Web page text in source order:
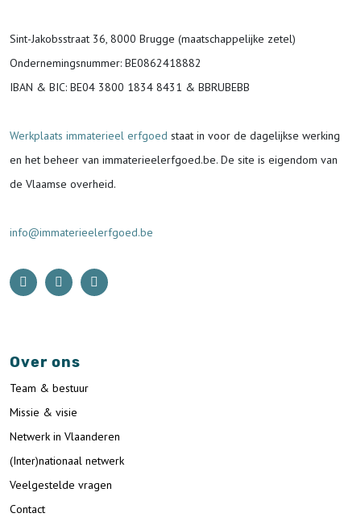
Sint-Jakobsstraat 36, 8000 Brugge (maatschappelijke zetel)
Ondernemingsnummer: BE0862418882
IBAN & BIC: BE04 3800 1834 8431 & BBRUBEBB
Werkplaats immaterieel erfgoed staat in voor de dagelijkse werking
en het beheer van immaterieelerfgoed.be. De site is eigendom van
de Vlaamse overheid.
info@immaterieelerfgoed.be
Over ons
Team & bestuur
Missie & visie
Netwerk in Vlaanderen
(Inter)nationaal netwerk
Veelgestelde vragen
Contact